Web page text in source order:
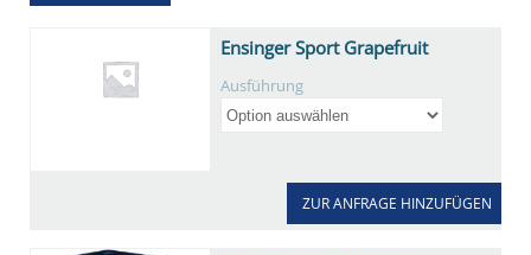
Ensinger Sport Grapefruit
Ausführung
ZUR ANFRAGE HINZUFÜGEN